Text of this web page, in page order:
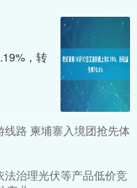
，转
路 柬埔寨入境团抢先体
治理光伏等产品低价竞